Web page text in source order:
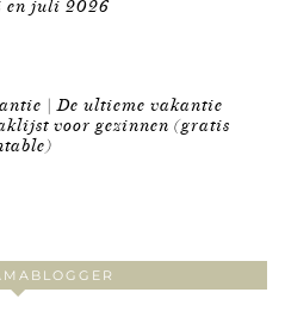
en juli 2026
| De ultieme vakantie
voor gezinnen (gratis